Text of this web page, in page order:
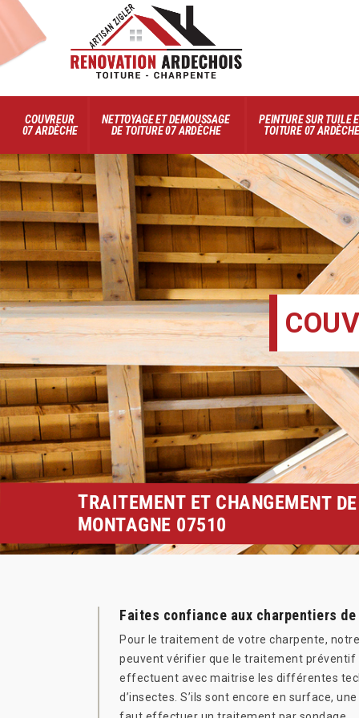
COUVREUR
07 ARDÈCHE
NETTOYAGE ET DEMOUSSAGE
DE TOITURE 07 ARDÈCHE
PEINTURE SUR TUILE
TOITURE 07 ARDÈCHE
TRAITEMENT ET CHANGEMENT
MONTAGNE 07510
Faites confiance aux charpentiers
Pour le traitement de votre charpente,
peuvent vérifier que le traitement préventif
effectuent avec maitrise les différentes
d’insectes. S’ils sont encore en surface,